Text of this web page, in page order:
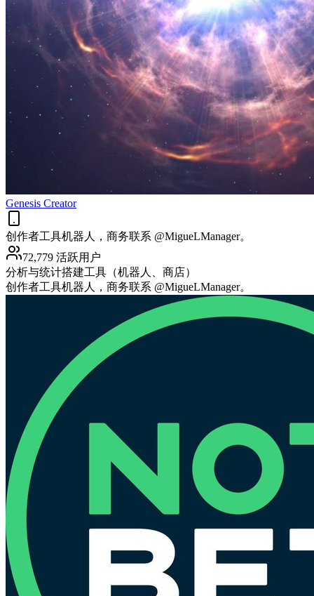
Genesis Creator
创作者工具机器人，商务联系 @MigueLManager。
72,779 活跃用户
分析与统计搭建工具（机器人、商店）
创作者工具机器人，商务联系 @MigueLManager。